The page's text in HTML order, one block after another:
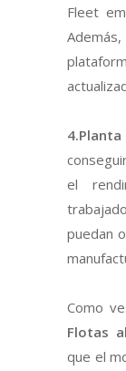
Fleet
el
puedan
Como
Flotas
que el